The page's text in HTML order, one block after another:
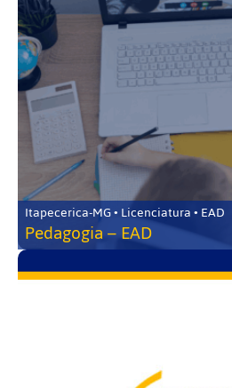
Itapecerica-MG • Licenciatura • EAD
Pedagogia – EAD